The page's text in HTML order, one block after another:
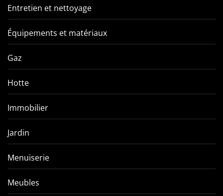
Entretien et nettoyage
Équipements et matériaux
Gaz
Hotte
Immobilier
Jardin
Menuiserie
Meubles